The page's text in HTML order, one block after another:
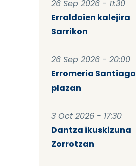
26 Sep 2026 - 11:30
Erraldoien kalejira
Sarrikon
26 Sep 2026 - 20:00
Erromeria Santiago
plazan
3 Oct 2026 - 17:30
Dantza ikuskizuna
Zorrotzan